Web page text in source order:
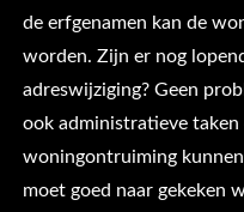
de erfgenamen kan de
worden. Zijn er nog
adreswijziging? Geen
ook administratieve taken
woningontruiming
moet goed naar gekeken